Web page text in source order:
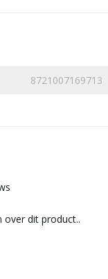
8721007169713
over dit product..